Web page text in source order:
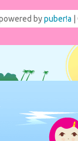
bypuber!a